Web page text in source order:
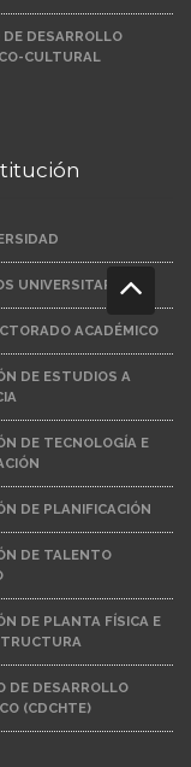
DE DESARROLLO
CULTURAL
UNIVERSITARIOS
ACADÉMICO
DE ESTUDIOS A
DE TECNOLOGÍA E
DE PLANIFICACIÓN
DE TALENTO
DE PLANTA FÍSICA E
DE DESARROLLO
(CDCHTE)